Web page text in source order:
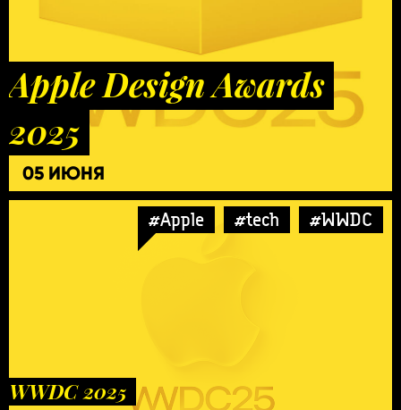
Apple Design Awards
2025
05 ИЮНЯ
#Apple #tech #WWDC
WWDC 2025